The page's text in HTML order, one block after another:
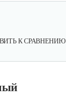
К СРАВНЕНИЮ